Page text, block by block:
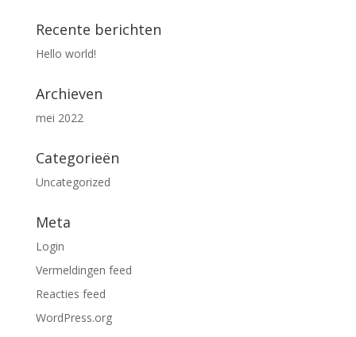
Recente berichten
Hello world!
Archieven
mei 2022
Categorieën
Uncategorized
Meta
Login
Vermeldingen feed
Reacties feed
WordPress.org